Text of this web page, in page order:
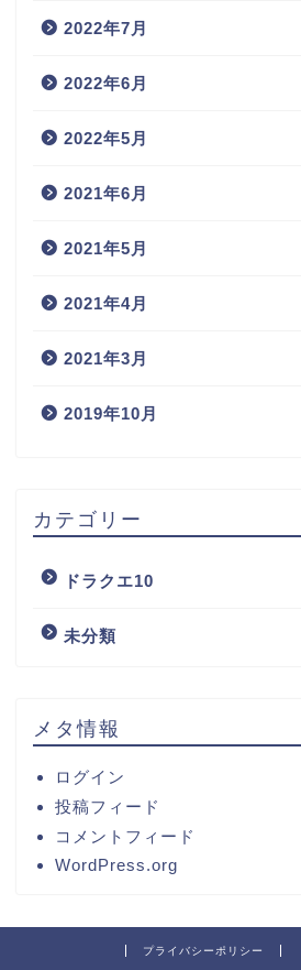
2022年7月
2022年6月
2022年5月
2021年6月
2021年5月
2021年4月
2021年3月
2019年10月
カテゴリー
ドラクエ10
未分類
メタ情報
ログイン
投稿フィード
コメントフィード
WordPress.org
プライバシーポリシー